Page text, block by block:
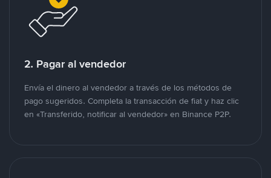
2. Pagar al vendedor
Envía el dinero al vendedor a través de los métodos de
pago sugeridos. Completa la transacción de fiat y haz clic
en «Transferido, notificar al vendedor» en Binance P2P.